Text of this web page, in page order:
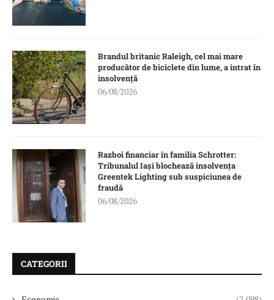
Brandul britanic Raleigh, cel mai mare
producător de biciclete din lume, a intrat în
insolvență
06/08/2026
Razboi financiar în familia Schrotter:
Tribunalul Iași blochează insolvența
Greentek Lighting sub suspiciunea de
fraudă
06/08/2026
CATEGORII